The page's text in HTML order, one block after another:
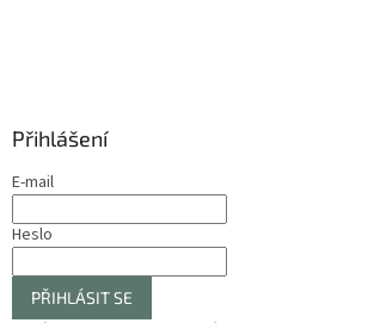
Přihlášení
E-mail
Heslo
PŘIHLÁSIT SE